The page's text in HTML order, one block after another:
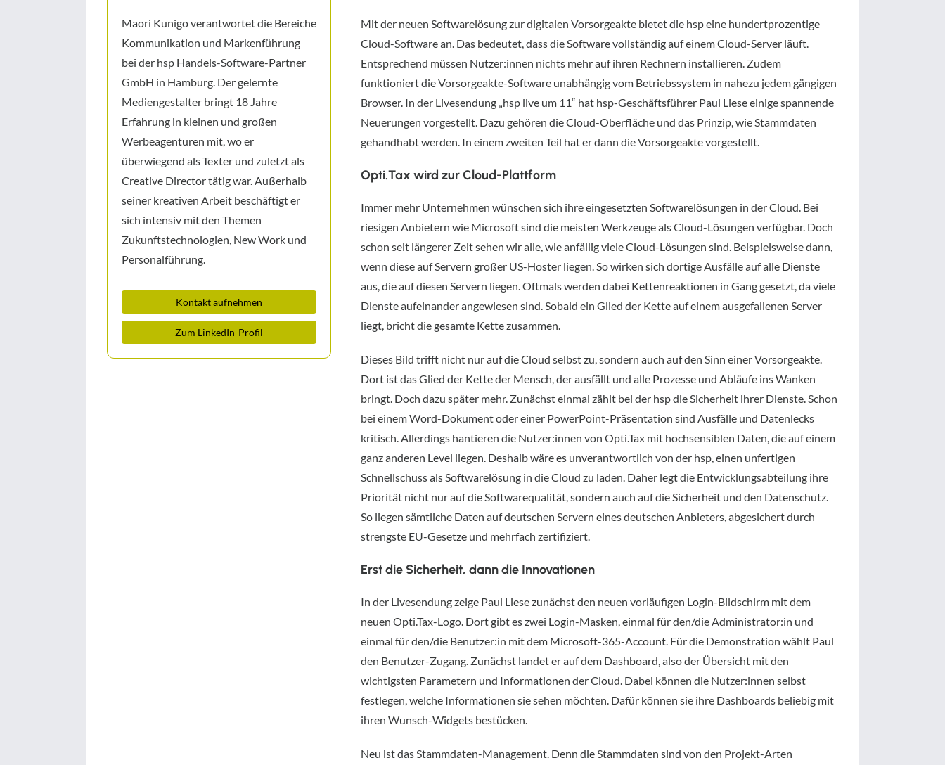
Maori Kunigo verantwortet die Bereiche
Kommunikation und Markenführung
bei der hsp Handels-Software-Partner
GmbH in Hamburg. Der gelernte
Mediengestalter bringt 18 Jahre
Erfahrung in kleinen und großen
Werbeagenturen mit, wo er
überwiegend als Texter und zuletzt als
Creative Director tätig war. Außerhalb
seiner kreativen Arbeit beschäftigt er
sich intensiv mit den Themen
Zukunftstechnologien, New Work und
Personalführung.
Kontakt aufnehmen
Zum LinkedIn-Profil
Mit der neuen Softwarelösung zur digitalen Vorsorgeakte bietet die hsp eine hundertprozentige
Cloud-Software an. Das bedeutet, dass die Software vollständig auf einem Cloud-Server läuft.
Entsprechend müssen Nutzer:innen nichts mehr auf ihren Rechnern installieren. Zudem
funktioniert die Vorsorgeakte-Software unabhängig vom Betriebssystem in nahezu jedem gängigen
Browser. In der Livesendung „hsp live um 11“ hat hsp-Geschäftsführer Paul Liese einige spannende
Neuerungen vorgestellt. Dazu gehören die Cloud-Oberfläche und das Prinzip, wie Stammdaten
gehandhabt werden. In einem zweiten Teil hat er dann die Vorsorgeakte vorgestellt.
Opti.Tax wird zur Cloud-Plattform
Immer mehr Unternehmen wünschen sich ihre eingesetzten Softwarelösungen in der Cloud. Bei
riesigen Anbietern wie Microsoft sind die meisten Werkzeuge als Cloud-Lösungen verfügbar. Doch
schon seit längerer Zeit sehen wir alle, wie anfällig viele Cloud-Lösungen sind. Beispielsweise dann,
wenn diese auf Servern großer US-Hoster liegen. So wirken sich dortige Ausfälle auf alle Dienste
aus, die auf diesen Servern liegen. Oftmals werden dabei Kettenreaktionen in Gang gesetzt, da viele
Dienste aufeinander angewiesen sind. Sobald ein Glied der Kette auf einem ausgefallenen Server
liegt, bricht die gesamte Kette zusammen.
Dieses Bild trifft nicht nur auf die Cloud selbst zu, sondern auch auf den Sinn einer Vorsorgeakte.
Dort ist das Glied der Kette der Mensch, der ausfällt und alle Prozesse und Abläufe ins Wanken
bringt. Doch dazu später mehr. Zunächst einmal zählt bei der hsp die Sicherheit ihrer Dienste. Schon
bei einem Word-Dokument oder einer PowerPoint-Präsentation sind Ausfälle und Datenlecks
kritisch. Allerdings hantieren die Nutzer:innen von Opti.Tax mit hochsensiblen Daten, die auf einem
ganz anderen Level liegen. Deshalb wäre es unverantwortlich von der hsp, einen unfertigen
Schnellschuss als Softwarelösung in die Cloud zu laden. Daher legt die Entwicklungsabteilung ihre
Priorität nicht nur auf die Softwarequalität, sondern auch auf die Sicherheit und den Datenschutz.
So liegen sämtliche Daten auf deutschen Servern eines deutschen Anbieters, abgesichert durch
strengste EU-Gesetze und mehrfach zertifiziert.
Erst die Sicherheit, dann die Innovationen
In der Livesendung zeige Paul Liese zunächst den neuen vorläufigen Login-Bildschirm mit dem
neuen Opti.Tax-Logo. Dort gibt es zwei Login-Masken, einmal für den/die Administrator:in und
einmal für den/die Benutzer:in mit dem Microsoft-365-Account. Für die Demonstration wählt Paul
den Benutzer-Zugang. Zunächst landet er auf dem Dashboard, also der Übersicht mit den
wichtigsten Parametern und Informationen der Cloud. Dabei können die Nutzer:innen selbst
festlegen, welche Informationen sie sehen möchten. Dafür können sie ihre Dashboards beliebig mit
ihren Wunsch-Widgets bestücken.
Neu ist das Stammdaten-Management. Denn die Stammdaten sind von den Projekt-Arten